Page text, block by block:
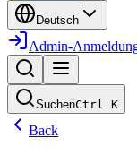
Deutsch
Admin-
SuchenCtrl K
Back